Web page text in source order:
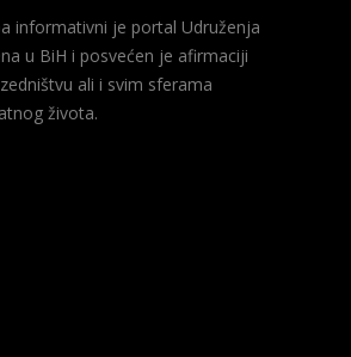
informativni je portal Udruženja
u BiH i posvećen je afirmaciji
ali i svim sferama
života.